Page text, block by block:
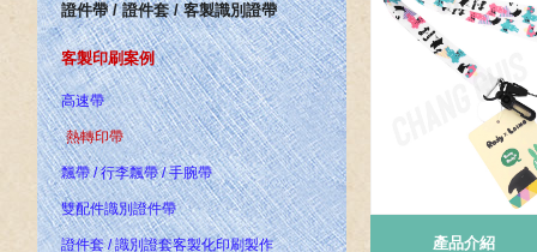
證件帶 / 證件套 / 客製識別證帶
客製印刷案例
高速帶
熱轉印帶
飄帶 / 行李飄帶 / 手腕帶
雙配件識別證件帶
證件套 / 識別證套客製化印刷製作 產品介紹